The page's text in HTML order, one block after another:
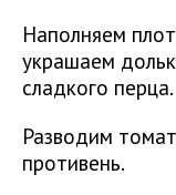
Наполняем
украшаем
сладкого перца.
Разводим
противень.